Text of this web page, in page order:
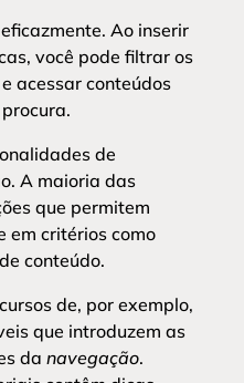
Ao inserir
você pode filtrar os
acessar conteúdos
de
A maioria das
que permitem
em critérios como
conteúdo.
de, por exemplo,
que introduzem as
da navegação.